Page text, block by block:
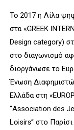
​Το 2017 η Λίλα
στα «GREEK
Design category)
στο διαγωνισμό
διοργάνωσε το
Ένωση
Ελλάδα στη
“Association des
Loisirs” στο